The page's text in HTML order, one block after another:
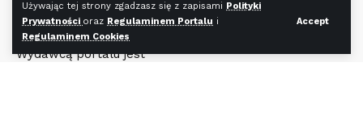
Używając tej strony zgadzasz się z zapisami Polityki
Prywatności oraz Regulaminem Portalu i
Regulaminem Cookies
Accept
Napisz:
reklama@kr24.pl
Wydawcą portalu jest